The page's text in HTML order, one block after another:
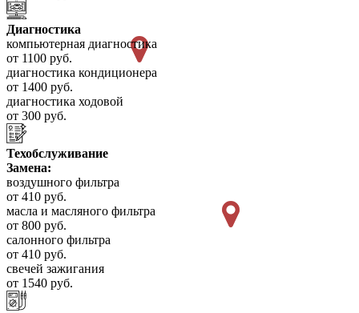
Диагностика
компьютерная диагностика
от 1100 руб.
диагностика кондиционера
от 1400 руб.
диагностика ходовой
от 300 руб.
Техобслуживание
Замена:
воздушного фильтра
от 410 руб.
масла и масляного фильтра
от 800 руб.
салонного фильтра
от 410 руб.
свечей зажигания
от 1540 руб.